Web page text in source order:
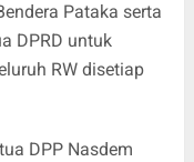
Pataka serta
DPRD untuk
RW disetiap
DPP Nasdem